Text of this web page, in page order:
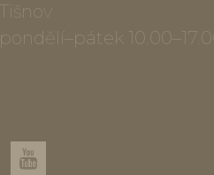
Tišnov
pondělí–pátek 10.00–17.00